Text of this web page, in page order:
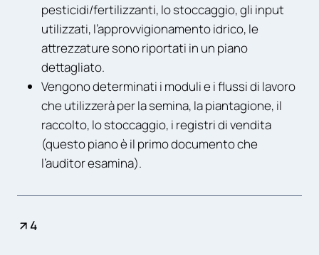
pesticidi/fertilizzanti, lo stoccaggio, gli input
utilizzati, l’approvvigionamento idrico, le
attrezzature sono riportati in un piano
dettagliato.
Vengono determinati i moduli e i flussi di lavoro
che utilizzerà per la semina, la piantagione, il
raccolto, lo stoccaggio, i registri di vendita
(questo piano è il primo documento che
l’auditor esamina).
4